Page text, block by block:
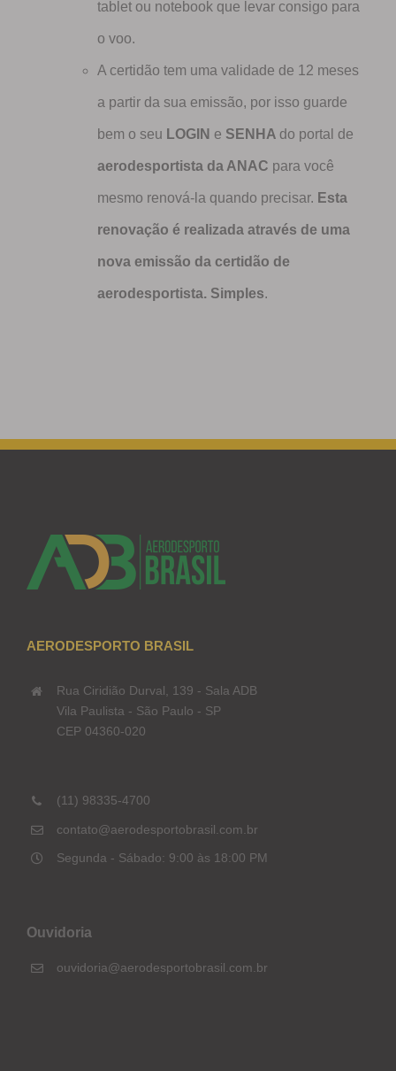
tablet ou notebook que levar consigo para
o voo.
A certidão tem uma validade de 12 meses
a partir da sua emissão, por isso guarde
bem o seu LOGIN e SENHA do portal de
aerodesportista da ANAC para você
mesmo renová-la quando precisar. Esta
renovação é realizada através de uma
nova emissão da certidão de
aerodesportista. Simples.
AERODESPORTO BRASIL
Rua Ciridião Durval, 139 - Sala ADB
Vila Paulista - São Paulo - SP
CEP 04360-020
(11) 98335-4700
contato@aerodesportobrasil.com.br
Segunda - Sábado: 9:00 às 18:00 PM
Ouvidoria
ouvidoria@aerodesportobrasil.com.br